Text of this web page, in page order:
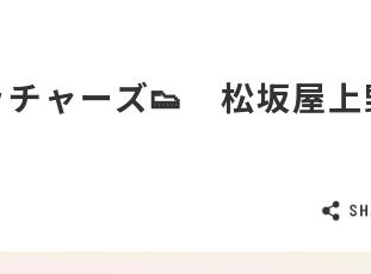
チャーズ👟 松坂屋